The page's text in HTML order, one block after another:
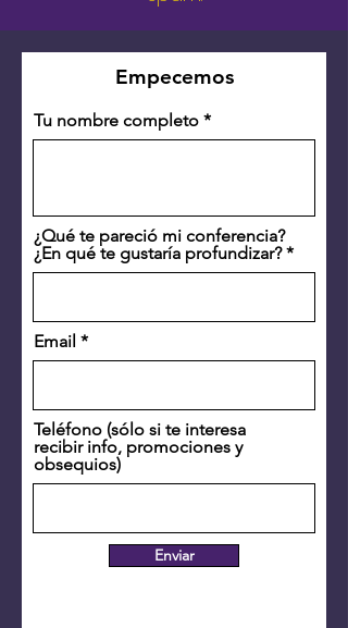
Empecemos
Tu nombre completo
¿Qué te pareció mi conferencia?
¿En qué te gustaría profundizar?
Email
Teléfono (sólo si te interesa
recibir info, promociones y
obsequios)
Enviar